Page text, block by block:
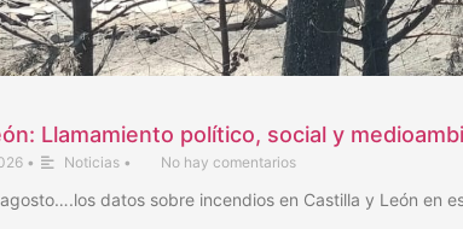
Llamamiento político, social y
• Noticias • No hay comentarios
datos sobre incendios en Castilla y León en